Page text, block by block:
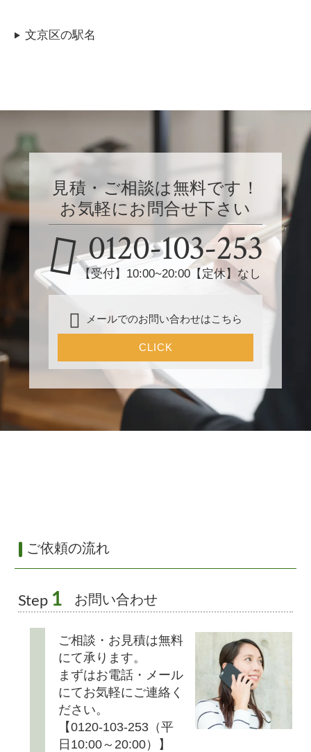
文京区の駅名
見積・ご相談は無料です！
お気軽にお問合せ下さい
0120-103-253
【受付】10:00~20:00【定休】なし
メールでのお問い合わせはこちら
CLICK
ご依頼の流れ
Step 1 お問い合わせ
ご相談・お見積は無料
にて承ります。
まずはお電話・メール
にてお気軽にご連絡く
ださい。
【0120-103-253（平
日10:00～20:00）】